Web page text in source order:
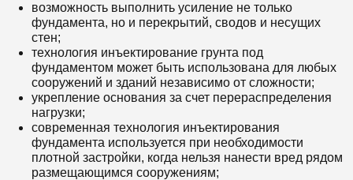
возможность выполнить усиление не только
фундамента, но и перекрытий, сводов и несущих
стен;
технология инъектирование грунта под
фундаментом может быть использована для любых
сооружений и зданий независимо от сложности;
укрепление основания за счет перераспределения
нагрузки;
современная технология инъектирования
фундамента используется при необходимости
плотной застройки, когда нельзя нанести вред рядом
размещающимся сооружениям;